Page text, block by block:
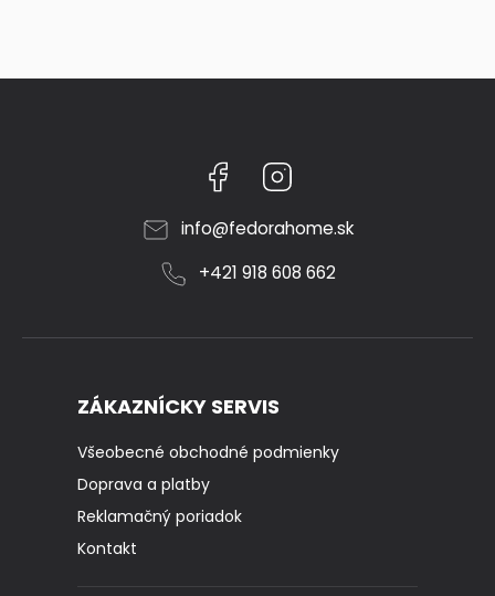
Facebook
info@fedorahome.sk
+421 918 608 662
ZÁKAZNÍCKY SERVIS
Všeobecné obchodné podmienky
Doprava a platby
Reklamačný poriadok
Kontakt